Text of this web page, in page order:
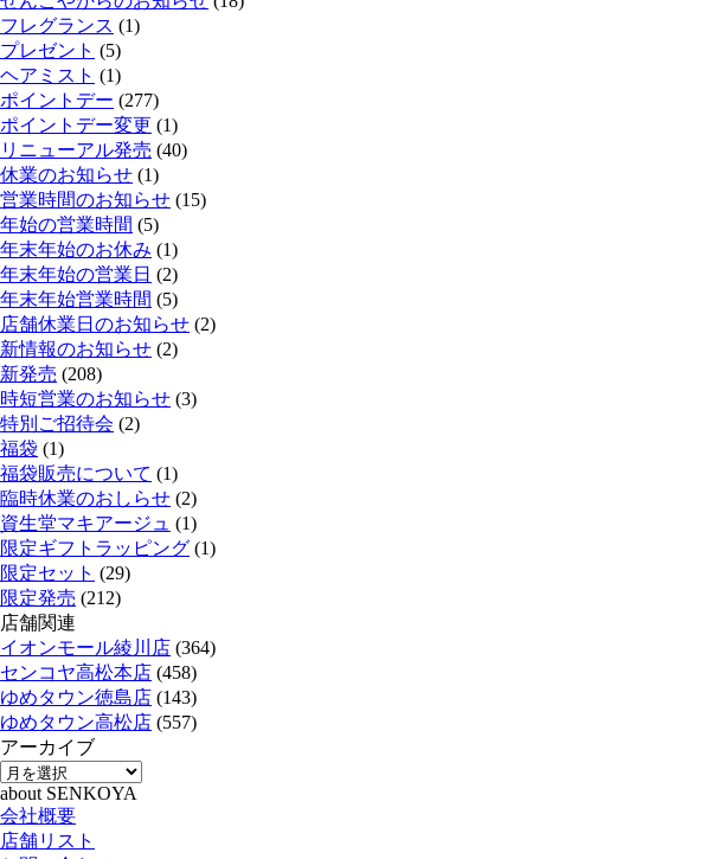
フレグランス (1)
プレゼント (5)
ヘアミスト (1)
ポイントデー (277)
ポイントデー変更 (1)
リニューアル発売 (40)
休業のお知らせ (1)
営業時間のお知らせ (15)
年始の営業時間 (5)
年末年始のお休み (1)
年末年始の営業日 (2)
年末年始営業時間 (5)
店舗休業日のお知らせ (2)
新情報のお知らせ (2)
新発売 (208)
時短営業のお知らせ (3)
特別ご招待会 (2)
福袋 (1)
福袋販売について (1)
臨時休業のおしらせ (2)
資生堂マキアージュ (1)
限定ギフトラッピング (1)
限定セット (29)
限定発売 (212)
店舗関連
イオンモール綾川店 (364)
センコヤ高松本店 (458)
ゆめタウン徳島店 (143)
ゆめタウン高松店 (557)
アーカイブ
about SENKOYA
会社概要
店舗リスト